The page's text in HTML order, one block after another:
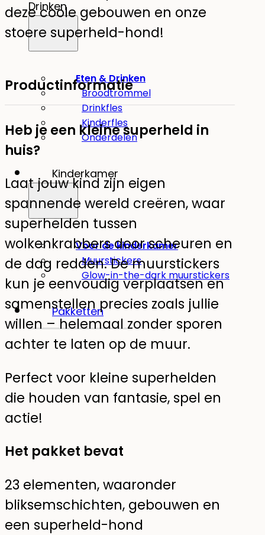
Drinken
Eten & Drinken
Broodtrommel
Drinkfles
Kinderfles
Onderdelen
Kinderkamer
Voor de kinderkamer
Muurstickers
Glow-in-the-dark muurstickers
Pakketten
deze coole gebouwen en onze
stoere superheld-hond!
Productinformatie
Heb je een kleine superheld in
huis?
Laat jouw kind zijn eigen
spannende wereld creëren, waar
superhelden tussen
wolkenkrabbers door scheuren en
de dag redden. De muurstickers
kun je eenvoudig verplaatsen en
samenstellen precies zoals jullie
willen – helemaal zonder sporen
achter te laten op de muur.
Perfect voor kleine superhelden
die houden van fantasie, spel en
actie!
Het pakket bevat
23 elementen, waaronder
bliksemschichten, gebouwen en
een superheld-hond